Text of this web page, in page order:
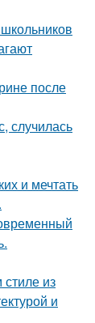
после
случилась
и мечтать
из
и